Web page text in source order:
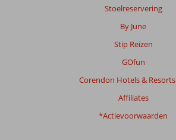
Stoelreservering
By June
Stip Reizen
GOfun
Corendon Hotels & Resorts
Affiliates
*Actievoorwaarden